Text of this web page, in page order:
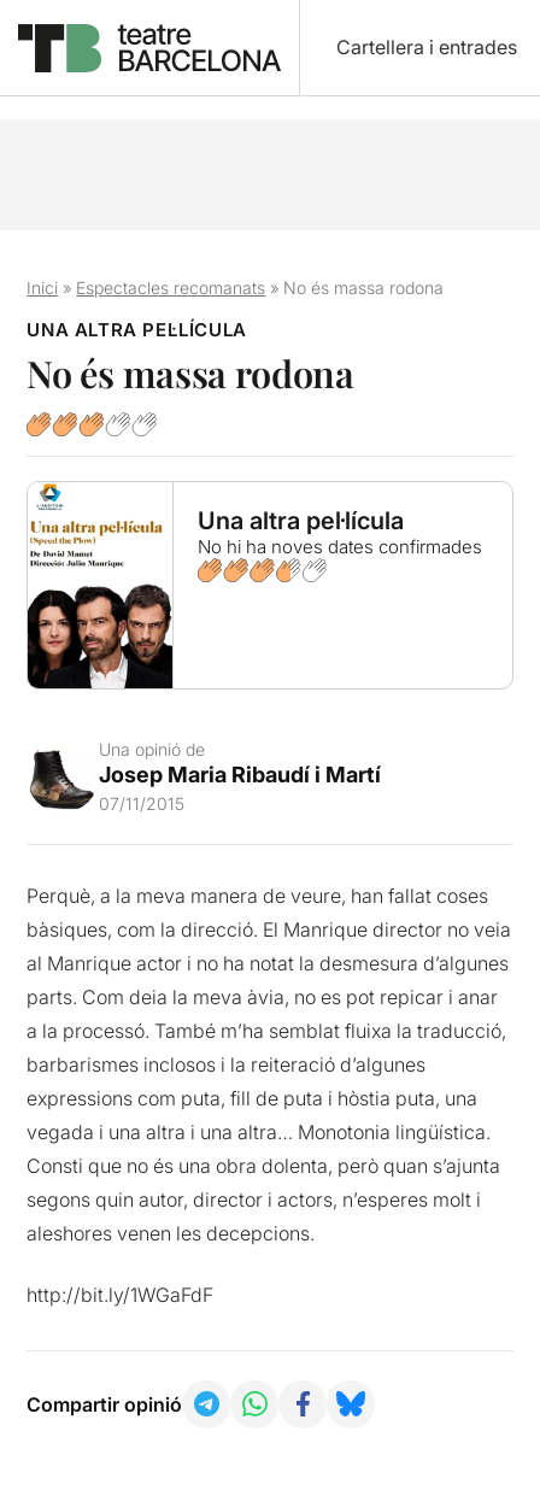
Cartellera i entrades
Inici » Espectacles recomanats » No és massa rodona
UNA ALTRA PEL·LÍCULA
No és massa rodona
Una altra pel·lícula
No hi ha noves dates confirmades
Una opinió de
Josep Maria Ribaudí i Martí
07/11/2015
Perquè, a la meva manera de veure, han fallat coses
bàsiques, com la direcció. El Manrique director no veia
al Manrique actor i no ha notat la desmesura d’algunes
parts. Com deia la meva àvia, no es pot repicar i anar
a la processó. També m’ha semblat fluixa la traducció,
barbarismes inclosos i la reiteració d’algunes
expressions com puta, fill de puta i hòstia puta, una
vegada i una altra i una altra… Monotonia lingüística.
Consti que no és una obra dolenta, però quan s’ajunta
segons quin autor, director i actors, n’esperes molt i
aleshores venen les decepcions.
http://bit.ly/1WGaFdF
Compartir opinió